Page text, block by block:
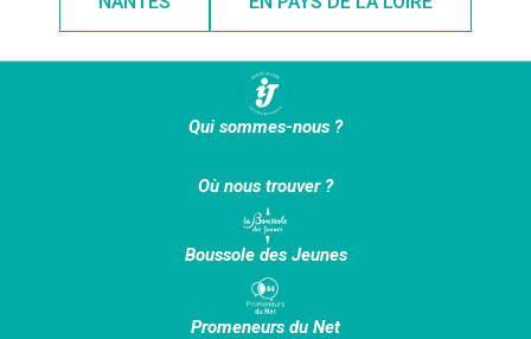
Qui sommes-nous ?
Où nous trouver ?
Boussole des Jeunes
Promeneurs du Net